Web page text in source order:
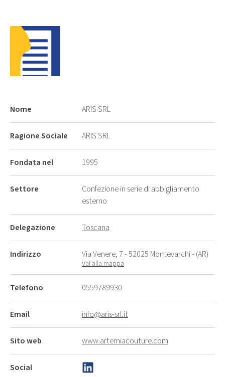
Nome ARIS SRL
Ragione Sociale ARIS SRL
Fondata nel 1995
Settore
Confezione in serie di abbigliamento
esterno
Delegazione Toscana
Indirizzo Via Venere, 7 - 52025 Montevarchi - (AR)
Vai alla mappa
Telefono 0559789930
Email info@aris-srl.it
Sito web www.artemiacouture.com
Social